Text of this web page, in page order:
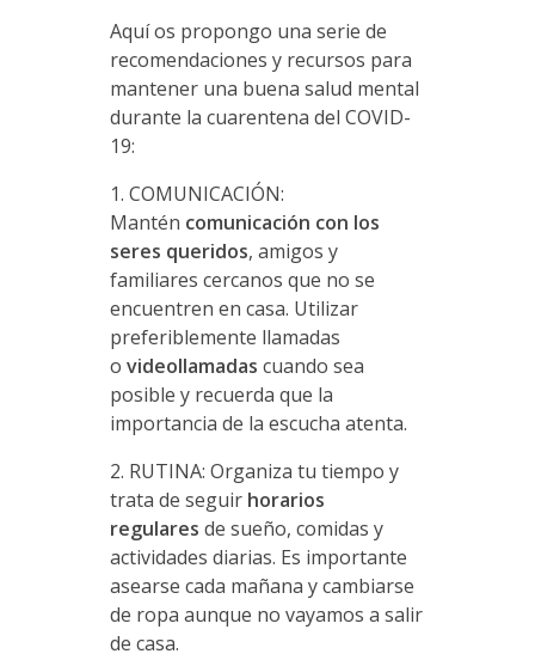
Aquí os propongo una serie de
recomendaciones y recursos para
mantener una buena salud mental
durante la cuarentena del COVID-
19:
1. COMUNICACIÓN:
Mantén comunicación con los
seres queridos, amigos y
familiares cercanos que no se
encuentren en casa. Utilizar
preferiblemente llamadas
o videollamadas cuando sea
posible y recuerda que la
importancia de la escucha atenta.
2. RUTINA: Organiza tu tiempo y
trata de seguir horarios
regulares de sueño, comidas y
actividades diarias. Es importante
asearse cada mañana y cambiarse
de ropa aunque no vayamos a salir
de casa.